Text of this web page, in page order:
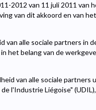
2012 van 11 juli 2011 van
van dit akkoord en van
van alle sociale partners in
het belang van de
van alle sociale partners
l'Industrie Liégoise"